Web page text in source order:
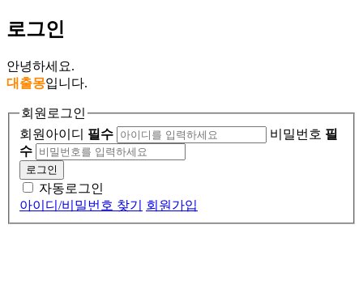
로그인
안녕하세요.
대출몽입니다.
회원로그인
회원아이디 필수 비밀번호 필
수
로그인
자동로그인
아이디/비밀번호 찾기
회원가입